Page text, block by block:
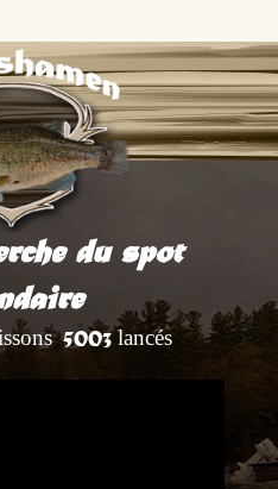
du spot
5003lancés